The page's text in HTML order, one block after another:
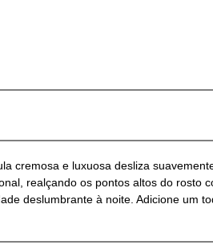
cremosa e luxuosa desliza
realçando os pontos altos do rosto
deslumbrante à noite. Adicione um